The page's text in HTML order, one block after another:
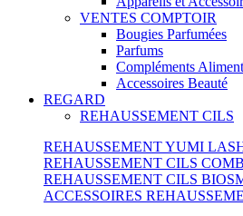
VENTES COMPTOIR
Bougies Parfumées
Parfums
Compléments
Accessoires Beauté
REGARD
REHAUSSEMENT CILS
REHAUSSEMENT YUMI
REHAUSSEMENT CILS
REHAUSSEMENT CILS
ACCESSOIRES